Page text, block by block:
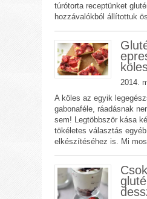
túrótorta receptünket
hozzávalókból állítottuk
2014.
A köles az egyik
gabonaféle, ráadásnak
sem! Legtöbbször kása
tökéletes választás
elkészítéséhez is. Mi